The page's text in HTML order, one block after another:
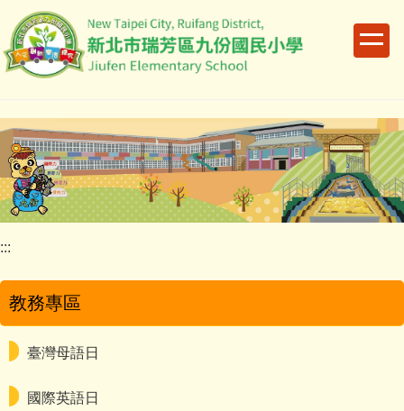
到
主
容
區
:::
教務專區
臺灣母語日
國際英語日